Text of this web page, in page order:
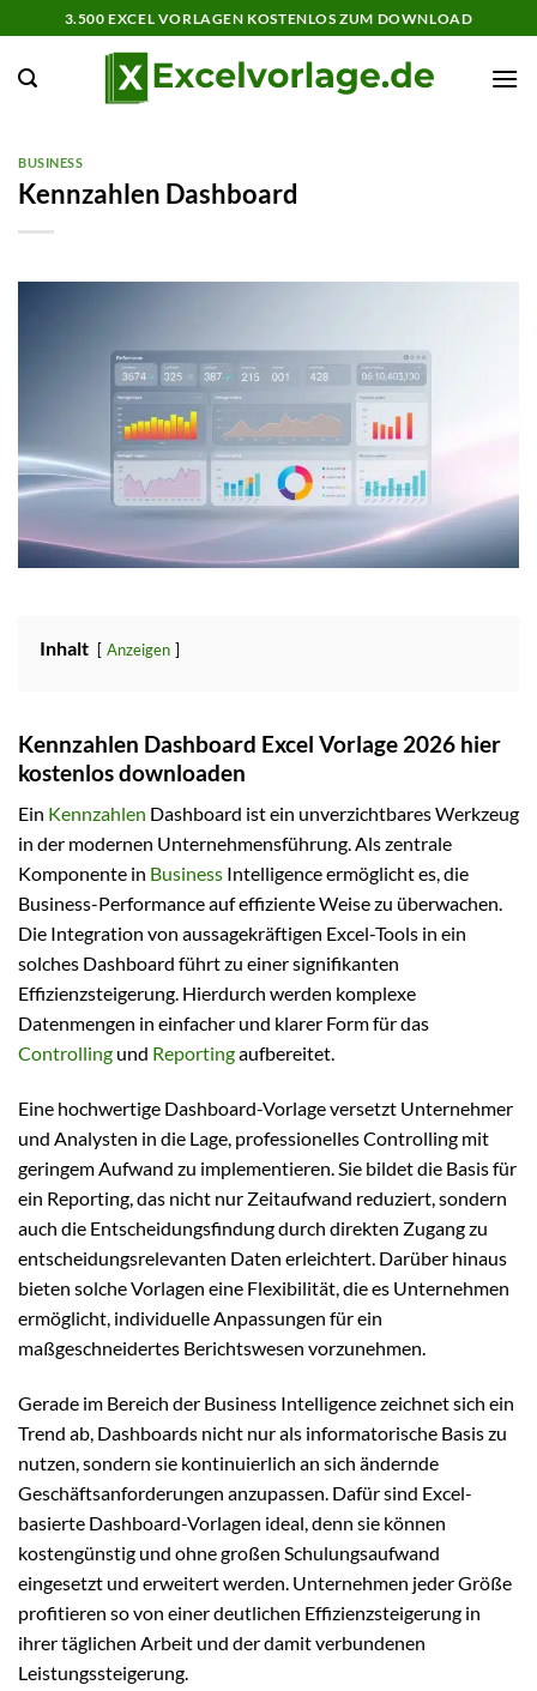
Inhalt
springen
3.500 EXCEL VORLAGEN KOSTENLOS ZUM DOWNLOAD
BUSINESS
Kennzahlen Dashboard
Inhalt Anzeigen
Kennzahlen Dashboard Excel Vorlage 2026 hier
kostenlos downloaden
Ein Kennzahlen Dashboard ist ein unverzichtbares Werkzeug
in der modernen Unternehmensführung. Als zentrale
Komponente in Business Intelligence ermöglicht es, die
Business-Performance auf effiziente Weise zu überwachen.
Die Integration von aussagekräftigen Excel-Tools in ein
solches Dashboard führt zu einer signifikanten
Effizienzsteigerung. Hierdurch werden komplexe
Datenmengen in einfacher und klarer Form für das
Controlling und Reportingaufbereitet.
Eine hochwertige Dashboard-Vorlage versetzt Unternehmer
und Analysten in die Lage, professionelles Controlling mit
geringem Aufwand zu implementieren. Sie bildet die Basis für
ein Reporting, das nicht nur Zeitaufwand reduziert, sondern
auch die Entscheidungsfindung durch direkten Zugang zu
entscheidungsrelevanten Daten erleichtert. Darüber hinaus
bieten solche Vorlagen eine Flexibilität, die es Unternehmen
ermöglicht, individuelle Anpassungen für ein
maßgeschneidertes Berichtswesen vorzunehmen.
Gerade im Bereich der Business Intelligence zeichnet sich ein
Trend ab, Dashboards nicht nur als informatorische Basis zu
nutzen, sondern sie kontinuierlich an sich ändernde
Geschäftsanforderungen anzupassen. Dafür sind Excel-
basierte Dashboard-Vorlagen ideal, denn sie können
kostengünstig und ohne großen Schulungsaufwand
eingesetzt und erweitert werden. Unternehmen jeder Größe
profitieren so von einer deutlichen Effizienzsteigerung in
ihrer täglichen Arbeit und der damit verbundenen
Leistungssteigerung.